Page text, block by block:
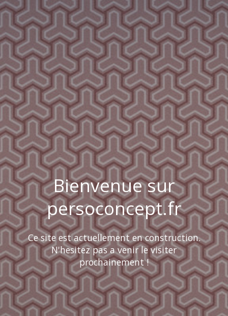
Bienvenue sur
persoconcept.fr
Ce site est actuellement en construction.
N'hesitez pas a venir le visiter
prochainement !